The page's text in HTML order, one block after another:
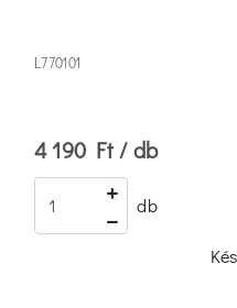
L770101
4 190 Ft / db
db